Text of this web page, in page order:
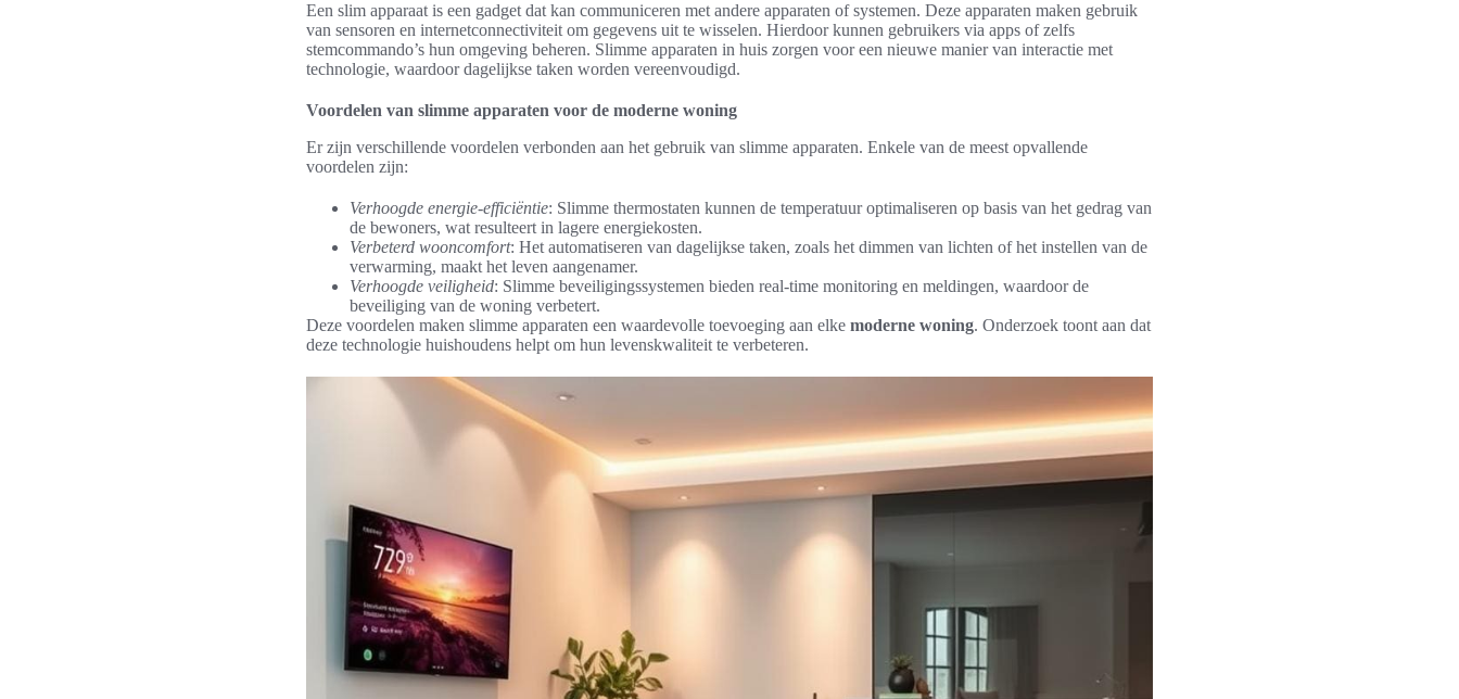
Een slim apparaat is een gadget dat kan communiceren met andere apparaten of systemen. Deze apparaten maken gebruik
van sensoren en internetconnectiviteit om gegevens uit te wisselen. Hierdoor kunnen gebruikers via apps of zelfs
stemcommando’s hun omgeving beheren. Slimme apparaten in huis zorgen voor een nieuwe manier van interactie met
technologie, waardoor dagelijkse taken worden vereenvoudigd.
Voordelen van slimme apparaten voor de moderne woning
Er zijn verschillende voordelen verbonden aan het gebruik van slimme apparaten. Enkele van de meest opvallende
voordelen zijn:
Verhoogde energie-efficiëntie: Slimme thermostaten kunnen de temperatuur optimaliseren op basis van het gedrag van
de bewoners, wat resulteert in lagere energiekosten.
Verbeterd wooncomfort: Het automatiseren van dagelijkse taken, zoals het dimmen van lichten of het instellen van de
verwarming, maakt het leven aangenamer.
Verhoogde veiligheid: Slimme beveiligingssystemen bieden real-time monitoring en meldingen, waardoor de
beveiliging van de woning verbetert.
Deze voordelen maken slimme apparaten een waardevolle toevoeging aan elke moderne woning. Onderzoek toont aan dat
deze technologie huishoudens helpt om hun levenskwaliteit te verbeteren.